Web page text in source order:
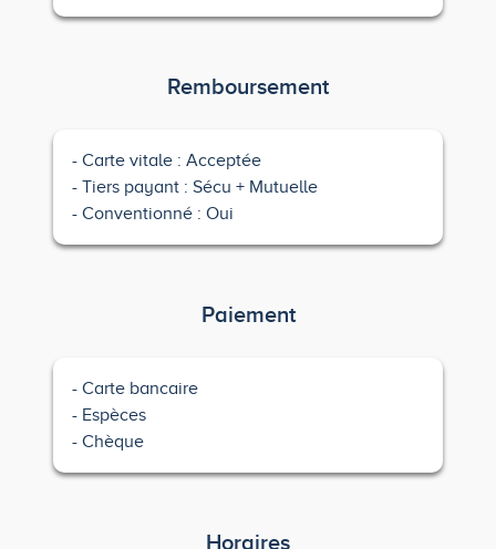
Remboursement
Carte vitale : Acceptée
Tiers payant : Sécu + Mutuelle
Conventionné : Oui
Paiement
Carte bancaire
Espèces
Chèque
Horaires